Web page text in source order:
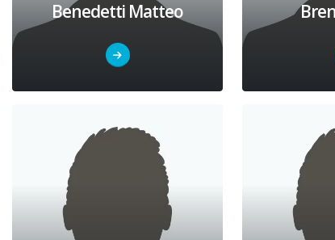
Benedetti Matteo